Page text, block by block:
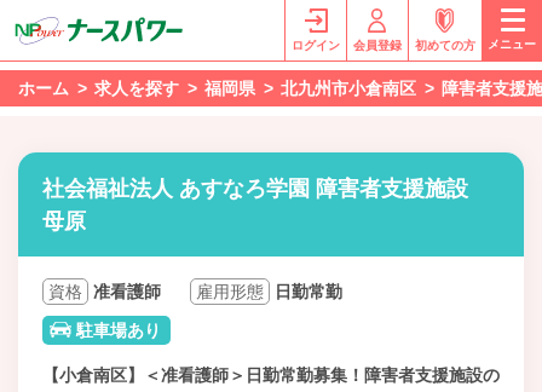
ログイン 会員登録 初めての方 メニュー
ホーム 求人を探す 福岡県 北九州市小倉南区 障害者支援
社会福祉法人 あすなろ学園 障害者支援施設
母原
資格 准看護師 雇用形態
日勤常勤
駐車場あり
【小倉南区】＜准看護師＞日勤常勤募集！障害者支援施設の